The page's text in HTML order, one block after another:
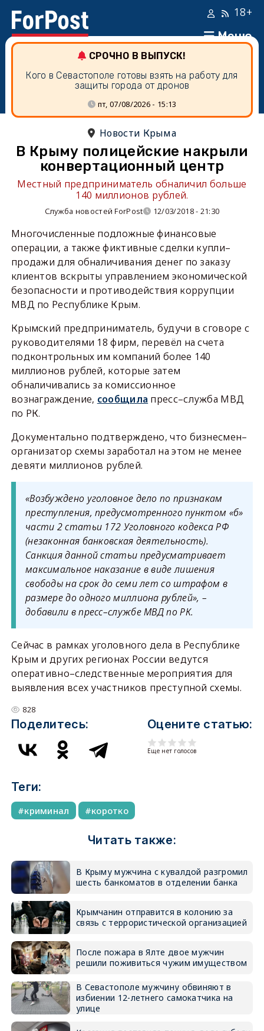
Меню
18+
СРОЧНО В ВЫПУСК!
Кого в Севастополе готовы взять на работу для
защиты города от дронов
пт, 07/08/2026 - 15:13
Новости Крыма
В Крыму полицейские накрыли
конвертационный центр
Местный предприниматель обналичил больше
140 миллионов рублей.
Служба новостей ForPost 12/03/2018 - 21:30
Многочисленные подложные финансовые
операции, а также фиктивные сделки купли–
продажи для обналичивания денег по заказу
клиентов вскрыты управлением экономической
безопасности и противодействия коррупции
МВД по Республике Крым.
Крымский предприниматель, будучи в сговоре с
руководителями 18 фирм, перевёл на счета
подконтрольных им компаний более 140
миллионов рублей, которые затем
обналичивались за комиссионное
вознаграждение, сообщила пресс–служба МВД
по РК.
Документально подтверждено, что бизнесмен–
организатор схемы заработал на этом не менее
девяти миллионов рублей.
«Возбуждено уголовное дело по признакам
преступления, предусмотренного пунктом «б»
части 2 статьи 172 Уголовного кодекса РФ
(незаконная банковская деятельность).
Санкция данной статьи предусматривает
максимальное наказание в виде лишения
свободы на срок до семи лет со штрафом в
размере до одного миллиона рублей», –
добавили в пресс–службе МВД по РК.
Сейчас в рамках уголовного дела в Республике
Крым и других регионах России ведутся
оперативно–следственные мероприятия для
выявления всех участников преступной схемы.
828
Поделитесь: Оцените статью:
Еще нет голосов
Теги:
криминал коротко
Читать также:
В Крыму мужчина с кувалдой разгромил
шесть банкоматов в отделении банка
Крымчанин отправится в колонию за
связь с террористической организацией
После пожара в Ялте двое мужчин
решили поживиться чужим имуществом
В Севастополе мужчину обвиняют в
избиении 12-летнего самокатчика на
улице